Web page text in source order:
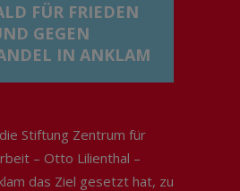
FÜR FRIEDEN
GEGEN
IN ANKLAM
Stiftung Zentrum für
– Otto Lilienthal –
das Ziel gesetzt hat, zu